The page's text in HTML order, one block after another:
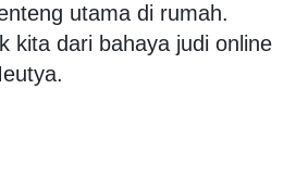
utama di rumah.
kita dari bahaya judi online